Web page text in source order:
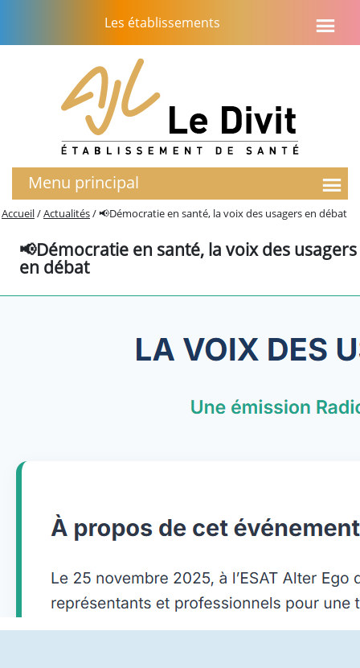
contenu
Les établissements
Menu principal
L’établissement
Le projet d’établissement
Soins Palliatifs
EMASP
Unité de Soins Palliatifs (USP)
EHPAD
Présentation du service
Les Prestations hôtelières
Tarifs et Aides Financières
Accueil/Actualités/📢Démocratie en santé, la voix des usagers en débat
📢Démocratie en santé, la voix des usagers
en débat